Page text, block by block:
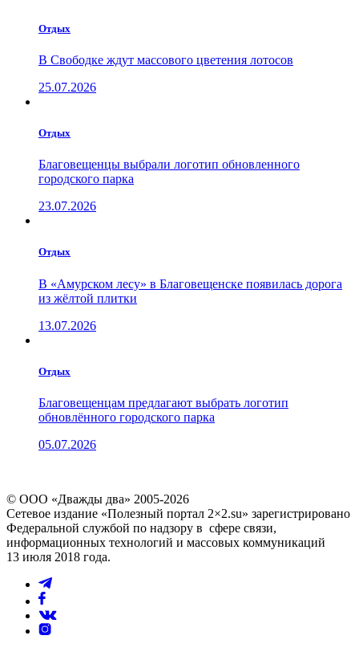
Отдых
В Свободке ждут массового цветения лотосов
25.07.2026
Отдых
Благовещенцы выбрали логотип обновленного
городского парка
23.07.2026
Отдых
В «Амурском лесу» в Благовещенске появилась дорога
из жёлтой плитки
13.07.2026
Отдых
Благовещенцам предлагают выбрать логотип
обновлённого городского парка
05.07.2026
© ООО «Дважды два» 2005-2026
Сетевое издание «Полезный портал 2×2.su» зарегистрировано
Федеральной службой по надзору в сфере связи,
информационных технологий и массовых коммуникаций
13 июля 2018 года.